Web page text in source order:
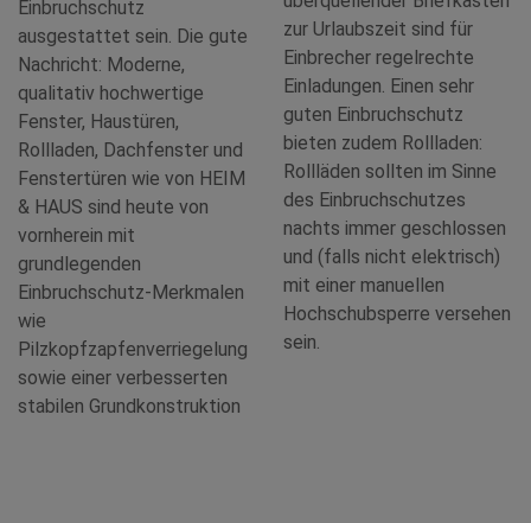
Einbruchschutz
ausgestattet sein. Die gute
Nachricht: Moderne,
qualitativ hochwertige
Fenster, Haustüren,
Rollladen, Dachfenster und
Fenstertüren wie von HEIM
& HAUS sind heute von
vornherein mit
grundlegenden
Einbruchschutz-Merkmalen
wie
Pilzkopfzapfenverriegelung
sowie einer verbesserten
stabilen­­­­­ Grundkonstruktion
zur Urlaubszeit sind für
Einbrecher regelrechte
Einladungen. Einen sehr
guten Einbruchschutz
bieten zudem Rollladen:
Rollläden sollten im Sinne
des Einbruchschutzes
nachts immer geschlossen
und (falls nicht elektrisch)
mit einer manuellen
Hochschubsperre versehen
sein.